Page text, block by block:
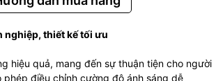
nghiệp, thiết kế tối ưu
hiệu quả, mang đến sự thuận tiện cho người
phép điều chỉnh cường độ ánh sáng dễ